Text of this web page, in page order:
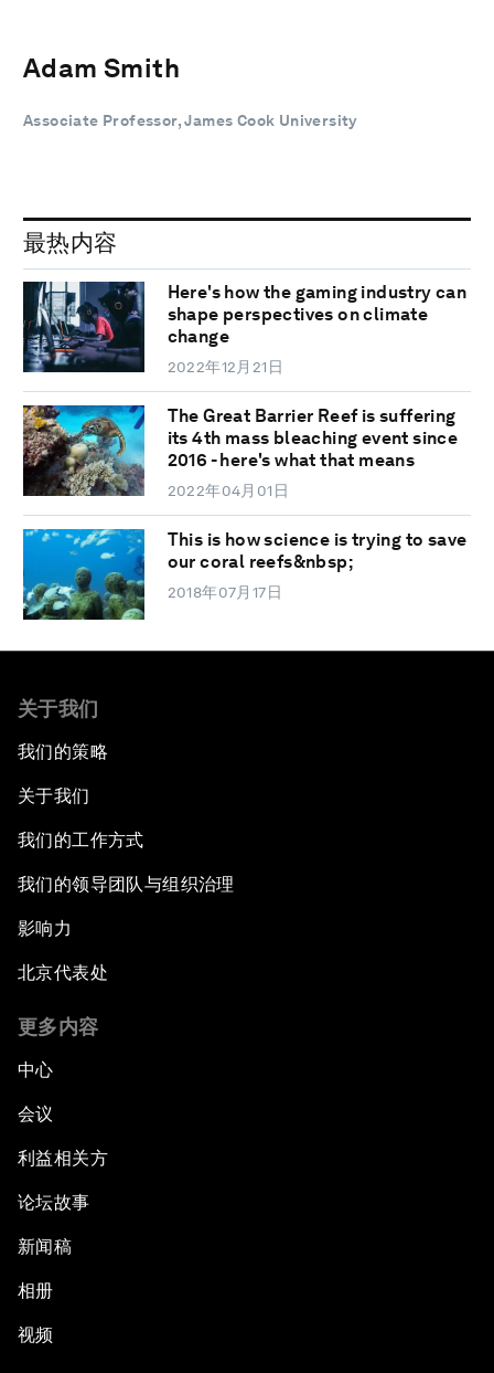
Adam Smith
Associate Professor, James Cook University
最热内容
Here's how the gaming industry can
shape perspectives on climate
change
2022年12月21日
The Great Barrier Reef is suffering
its 4th mass bleaching event since
2016 - here's what that means
2022年04月01日
This is how science is trying to save
our coral reefs&nbsp;
2018年07月17日
关于我们
我们的策略
关于我们
我们的工作方式
我们的领导团队与组织治理
影响力
北京代表处
更多内容
中心
会议
利益相关方
论坛故事
新闻稿
相册
视频